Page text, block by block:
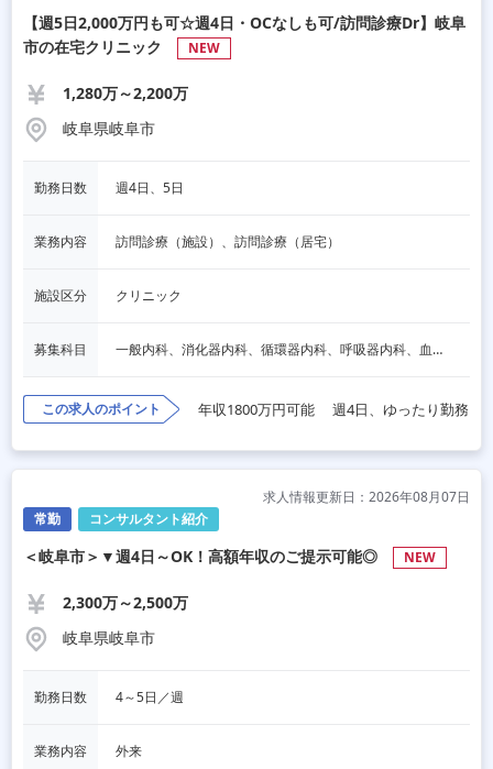
【週5日2,000万円も可☆週4日・OCなしも可/訪問診療Dr】岐阜
市の在宅クリニック
NEW
1,280万～2,200万
岐阜県岐阜市
勤務日数 週4日、5日
業務内容 訪問診療（施設）、訪問診療（居宅）
施設区分 クリニック
募集科目 一般内科、消化器内科、循環器内科、呼吸器内科、血液内科、脳神経内科、内分泌内科、老人内科、一般外科、消化器外科、心臓外科、呼吸器外科、脳神経外科、リハビリテーション科、泌尿器科、その他
この求人のポイント 年収1800万円可能 週4日、ゆったり勤務
常勤 コンサルタント紹介
求人情報更新日：2026年08月07日
＜岐阜市＞▼週4日～OK！高額年収のご提示可能◎ NEW
2,300万～2,500万
岐阜県岐阜市
勤務日数 4～5日／週
業務内容 外来